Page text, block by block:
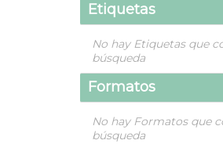
Etiquetas
No hay Etiquetas que
búsqueda
Formatos
No hay Formatos que
búsqueda